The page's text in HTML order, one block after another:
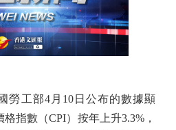
工部4月10日公布的數據顯
指數（CPI）按年上升3.3%，